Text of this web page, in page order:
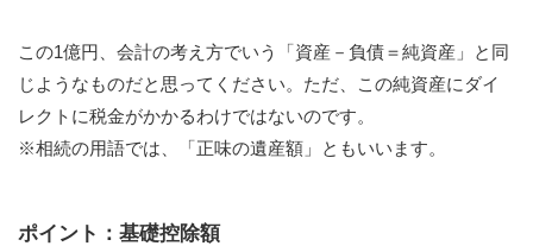
この1億円、会計の考え方でいう「資産－負債＝純資産」と同
じようなものだと思ってください。ただ、この純資産にダイ
レクトに税金がかかるわけではないのです。
※相続の用語では、「正味の遺産額」ともいいます。
ポイント：基礎控除額